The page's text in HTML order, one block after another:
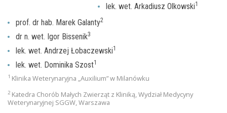
lek. wet. Arkadiusz Olkowski1
prof. dr hab. Marek Galanty2
dr n. wet. Igor Bissenik3
lek. wet. Andrzej Łobaczewski1
lek. wet. Dominika Szost1
1 Klinika Weterynaryjna „Auxilium” w Milanówku
2 Katedra Chorób Małych Zwierząt z Kliniką, Wydział Medycyny
Weterynaryjnej SGGW, Warszawa